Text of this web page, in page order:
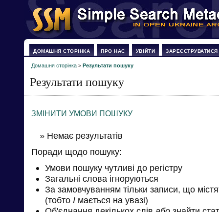
ДОМАШНЯ СТОРІНКА ПРО НАС УВІЙТИ ЗАРЕЄСТРУВАТИСЯ
Домашня сторінка > Результати пошуку
Результати пошуку
ЗМІНИТИ УМОВИ ПОШУКУ
» Немає результатів
Поради щодо пошуку:
Умови пошуку чутливі до регістру
Загальні слова ігноруються
За замовчуванням тільки записи, що
(тобто І мається на увазі)